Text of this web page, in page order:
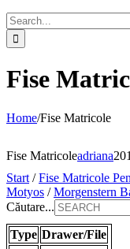
Search
for:
Fise
Home/Fise Matricole
Fise Matricoleadriana
Start /Fise Matricole
Motyos /Morgenstern
Căutare...
Type Drawer/File